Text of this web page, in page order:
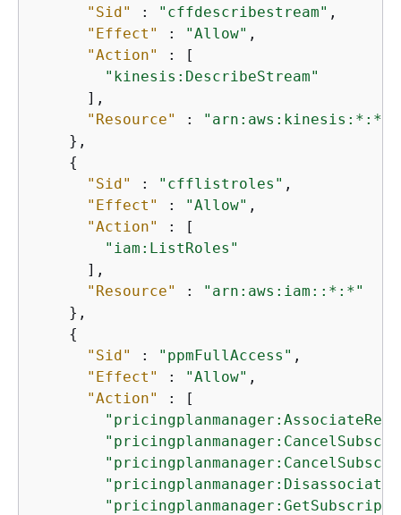
"Sid"
: "cffdescribestream" ,
"Effect"
: "Allow" ,
"Action"
: [
"kinesis:DescribeStream"
      ],
"Resource"
:
    },
{
"Sid"
: "cfflistroles" ,
"Effect"
: "Allow" ,
"Action"
: [
"iam:ListRoles"
      ],
"Resource"
:
"arn:aws:iam::*:*"
    },
{
"Sid"
: "ppmFullAccess" ,
"Effect"
: "Allow" ,
"Action"
: [